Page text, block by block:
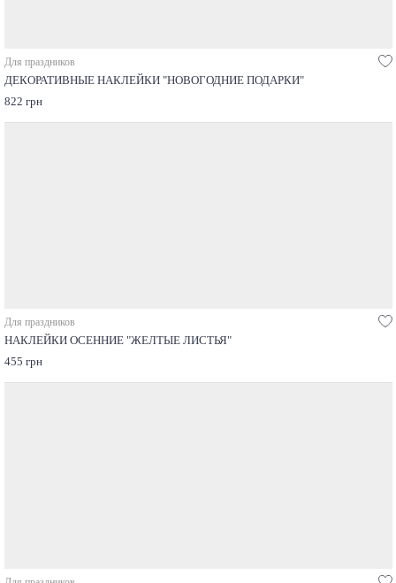
Для праздников
ДЕКОРАТИВНЫЕ НАКЛЕЙКИ "НОВОГОДНИЕ ПОДАРКИ"
822 грн
Для праздников
НАКЛЕЙКИ ОСЕННИЕ "ЖЕЛТЫЕ ЛИСТЬЯ"
455 грн